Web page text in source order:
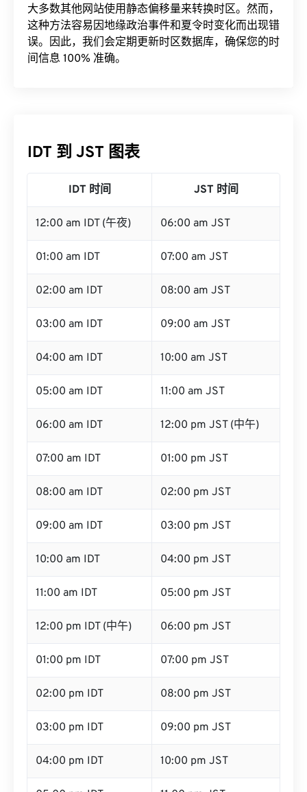
大多数其他网站使用静态偏移量来转换时区。然而，
这种方法容易因地缘政治事件和夏令时变化而出现错
误。因此，我们会定期更新时区数据库，确保您的时
间信息 100% 准确。
IDT 到 JST 图表
IDT 时间 JST 时间
12:00 am IDT (午夜) 06:00 am JST
01:00 am IDT 07:00 am JST
02:00 am IDT 08:00 am JST
03:00 am IDT 09:00 am JST
04:00 am IDT 10:00 am JST
05:00 am IDT 11:00 am JST
06:00 am IDT 12:00 pm JST (中午)
07:00 am IDT 01:00 pm JST
08:00 am IDT 02:00 pm JST
09:00 am IDT 03:00 pm JST
10:00 am IDT 04:00 pm JST
11:00 am IDT 05:00 pm JST
12:00 pm IDT (中午) 06:00 pm JST
01:00 pm IDT 07:00 pm JST
02:00 pm IDT 08:00 pm JST
03:00 pm IDT 09:00 pm JST
04:00 pm IDT 10:00 pm JST